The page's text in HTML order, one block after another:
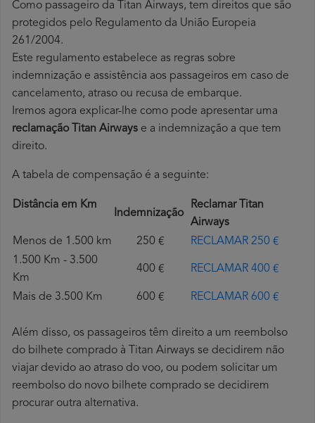
Como passageiro da Titan Airways, tem direitos que são
protegidos pelo Regulamento da União Europeia
261/2004.
Este regulamento estabelece as regras sobre
indemnização e assistência aos passageiros em caso de
cancelamento, atraso ou recusa de embarque.
Iremos agora explicar-lhe como pode apresentar uma
reclamação Titan Airways e a indemnização a que tem
direito.
A tabela de compensação é a seguinte:
Distância em Km
Indemnização
Reclamar Titan
Airways
Menos de 1.500 km
250 €
RECLAMAR 250 €
1.500 Km - 3.500
Km
400 € RECLAMAR 400 €
Mais de 3.500 Km 600 € RECLAMAR 600 €
Além disso, os passageiros têm direito a um reembolso
do bilhete comprado à Titan Airways se decidirem não
viajar devido ao atraso do voo, ou podem solicitar um
reembolso do novo bilhete comprado se decidirem
procurar outra alternativa.